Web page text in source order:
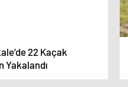
22 Kaçak
Yakalandı